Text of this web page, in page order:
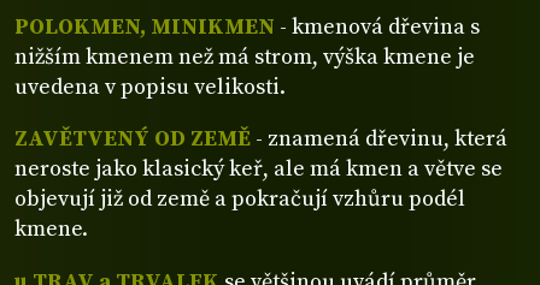
POLOKMEN, MINIKMEN - kmenová dřevina s
nižším kmenem než má strom, výška kmene je
uvedena v popisu velikosti.
ZAVĚTVENÝ OD ZEMĚ - znamená dřevinu, která
neroste jako klasický keř, ale má kmen a větve se
objevují již od země a pokračují vzhůru podél
kmene.